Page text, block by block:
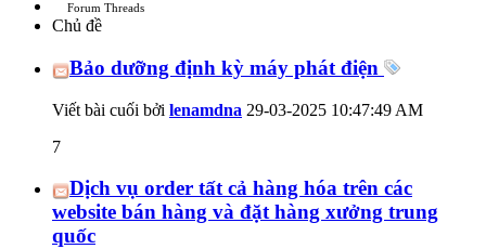
Forum Threads
Chủ đề
Bảo dưỡng định kỳ máy phát điện
Viết bài cuối bởi lenamdna 29-03-2025 10:47:49 AM
7
Dịch vụ order tất cả hàng hóa trên các
website bán hàng và đặt hàng xưởng trung
quốc